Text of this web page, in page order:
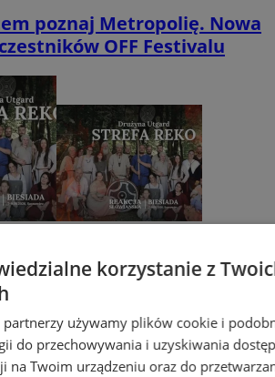
poznaj Metropolię. Nowa
OFF Festivalu
korzystanie z
partnerzy używamy plików cookie i
do przechowywania i uzyskiwania
na Twoim urządzeniu oraz do